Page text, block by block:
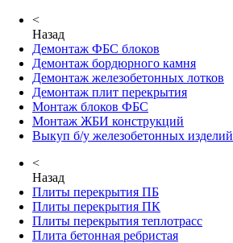
<
Назад
Демонтаж ФБС блоков
Демонтаж бордюрного камня
Демонтаж железобетонных лотков
Демонтаж плит перекрытия
Монтаж блоков ФБС
Монтаж ЖБИ конструкций
Выкуп б/у железобетонных изделий
<
Назад
Плиты перекрытия ПБ
Плиты перекрытия ПК
Плиты перекрытия теплотрасс
Плита бетонная ребристая